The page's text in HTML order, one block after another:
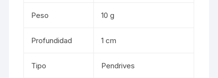
Peso 10 g
Profundidad 1 cm
Tipo Pendrives